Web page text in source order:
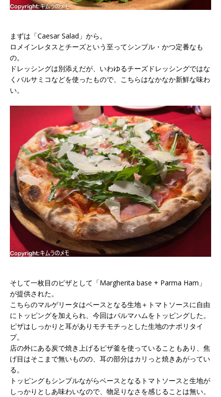
まずは「Caesar Salad」から。
ロメインレタスとチーズという至ってシンプル・かつ定番なも
の。
ドレッシングは別添えだが、いわゆるチーズドレッシングではな
くバルサミコなどを使ったもので、こちらはなかなか新鮮な味わ
い。
そして一枚目のピザとして「Margherita base + Parma Ham」
が提供された。
こちらのマルゲリータはベースとなる生地＋トマトソースに自由
にトッピングを加えられ、今回はパルマハムをトッピングした。
ピザはしっかりと耳がありモチモチっとした生地のナポリタイ
プ。
店の外にある炭で焼き上げるピザ釜を使っていることもあり、焦
げ目はそこまで無いものの、耳の部分はカリっと焼きあがってい
る。
トッピングもシンプルながらベースとなるトマトソースと生地が
しっかりとしあ味わいなので、物足りなさを感じることは無い。